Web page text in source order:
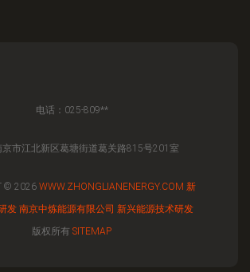
电话：025-809**
京市江北新区葛塘街道葛关路815号201室
© 2026 WWW.ZHONGLIANENERGY.COM 新
发 南京中炼能源有限公司 新兴能源技术研发
版权所有 SITEMAP